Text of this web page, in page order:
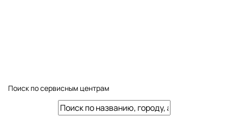
Поиск по сервисным центрам